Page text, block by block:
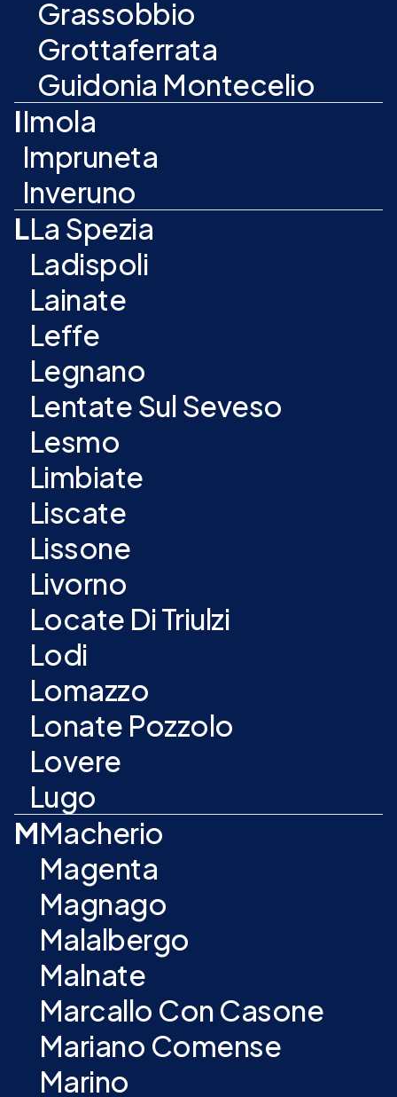
Grassobbio
Grottaferrata
Guidonia Montecelio
IImola
Impruneta
Inveruno
LLa Spezia
Ladispoli
Lainate
Leffe
Legnano
Lentate Sul Seveso
Lesmo
Limbiate
Liscate
Lissone
Livorno
Locate Di Triulzi
Lodi
Lomazzo
Lonate Pozzolo
Lovere
Lugo
MMacherio
Magenta
Magnago
Malalbergo
Malnate
Marcallo Con Casone
Mariano Comense
Marino